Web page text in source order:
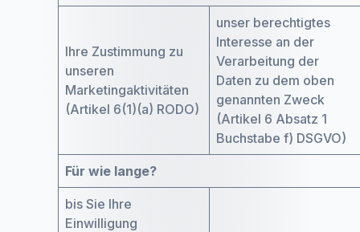
Ihre Zustimmung zu
unseren
Marketingaktivitäten
(Artikel 6(1)(a) RODO)
unser berechtigtes
Interesse an der
Verarbeitung der
Daten zu dem oben
genannten Zweck
(Artikel 6 Absatz 1
Buchstabe f) DSGVO)
Für wie lange?
bis Sie Ihre
Einwilligung